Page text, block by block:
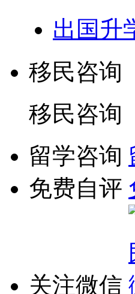
出国升
移民咨询
移民咨询
留学咨询
免费自评
关注微信